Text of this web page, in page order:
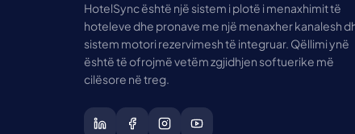
HotelSync është një sistem i plotë i menaxhimit të
hoteleve dhe pronave me një menaxher kanalesh
sistem motori rezervimesh të integruar. Qëllimi ynë
është të ofrojmë vetëm zgjidhjen softuerike më
cilësore në treg.